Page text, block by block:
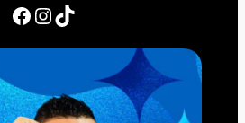
Facebook InstagramTikTok